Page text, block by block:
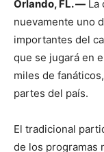
Orlando, FL. — La
nuevamente uno
importantes del
que se jugará en
miles de
partes del país.
El tradicional
de los programas